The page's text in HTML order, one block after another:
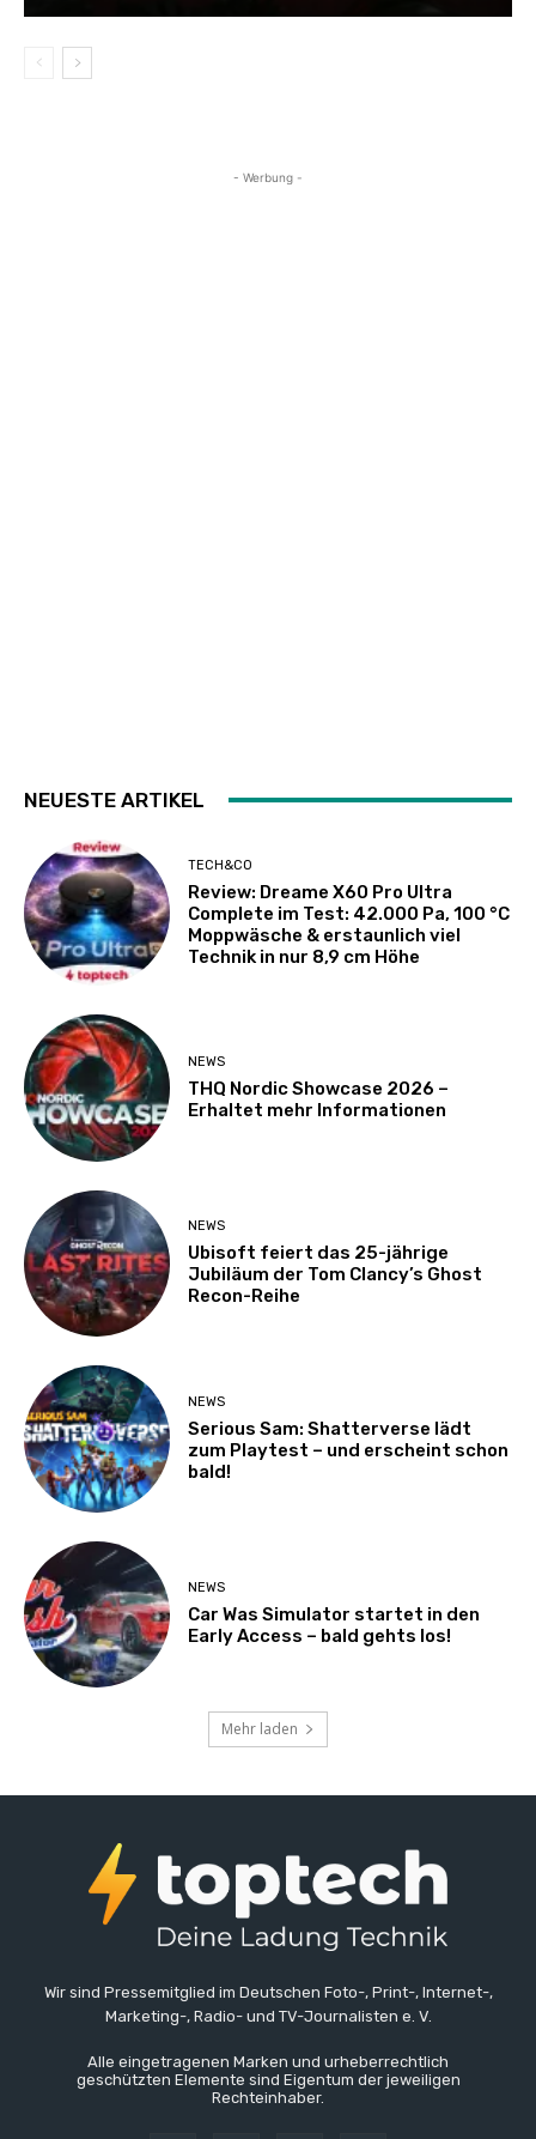
- Werbung -
NEUESTE ARTIKEL
TECH&CO
Review: Dreame X60 Pro Ultra
Complete im Test: 42.000 Pa, 100 °C
Moppwäsche & erstaunlich viel
Technik in nur 8,9 cm Höhe
NEWS
THQ Nordic Showcase 2026 –
Erhaltet mehr Informationen
NEWS
Ubisoft feiert das 25-jährige
Jubiläum der Tom Clancy’s Ghost
Recon-Reihe
NEWS
Serious Sam: Shatterverse lädt
zum Playtest – und erscheint schon
bald!
NEWS
Car Was Simulator startet in den
Early Access – bald gehts los!
Mehr laden
Wir sind Pressemitglied im Deutschen Foto-, Print-, Internet-,
Marketing-, Radio- und TV-Journalisten e. V.
Alle eingetragenen Marken und urheberrechtlich
geschützten Elemente sind Eigentum der jeweiligen
Rechteinhaber.